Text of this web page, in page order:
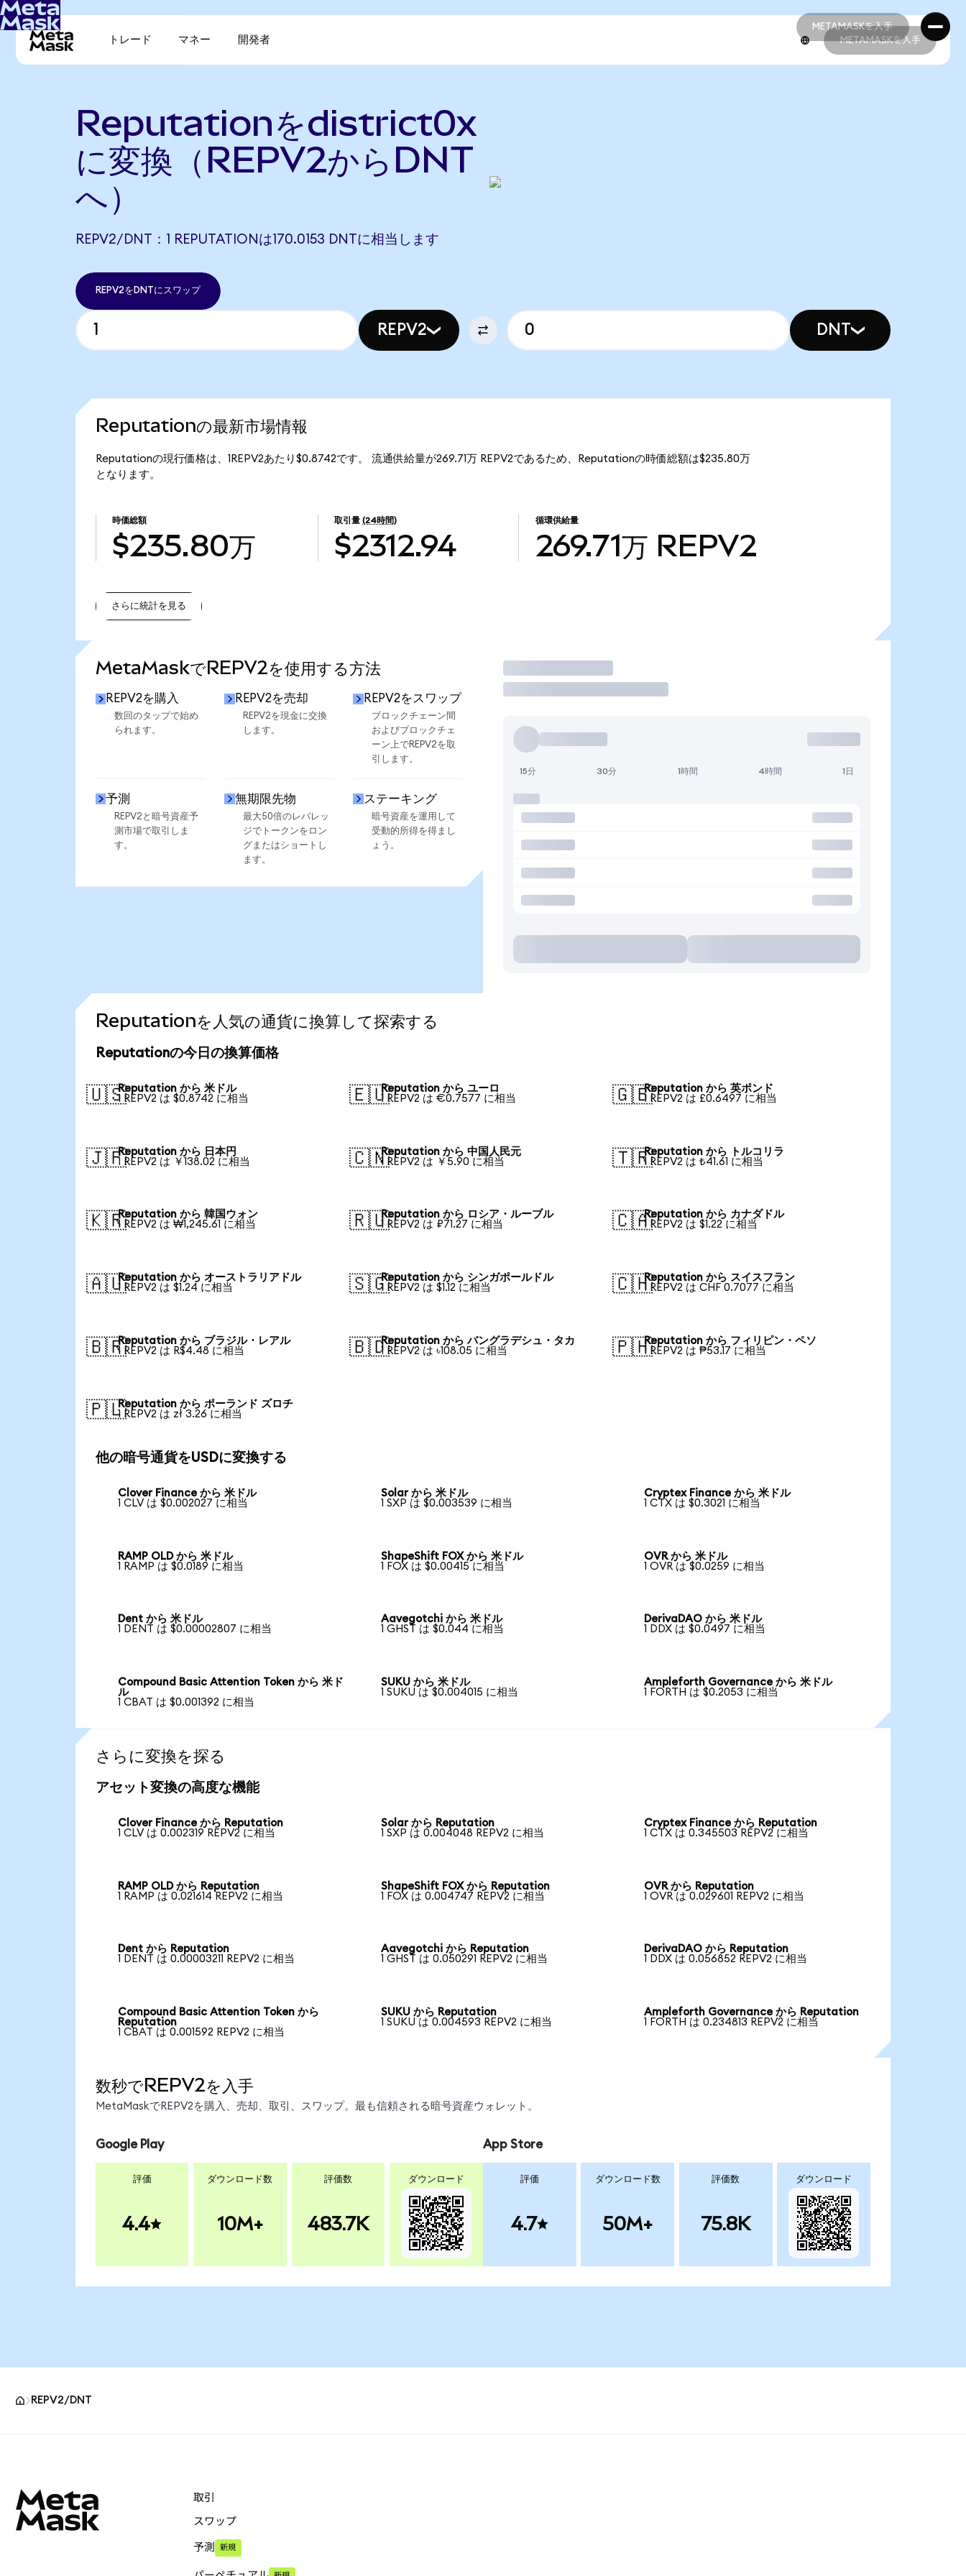
METAMASKを入手
METAMASKを入手
トレード マネー 開発者 METAMASKを入手
Reputationをdistrict0x
に変換（REPV2からDNT
へ）
REPV2/DNT：1 REPUTATIONは170.0153 DNTに相当します
REPV2をDNTにスワップ
REPV2 DNT
Reputationの最新市場情報
Reputationの現行価格は、1REPV2あたり$0.8742です。 流通供給量が269.71万 REPV2であるため、Reputationの時価総額は$235.80万
となります。
時価総額
$235.80万
取引量 (24時間)
$2312.94
循環供給量
269.71万 REPV2
さらに統計を見る
MetaMaskでREPV2を使用する方法
REPV2を購入
数回のタップで始め
られます。
REPV2を売却
REPV2を現金に交換
します。
REPV2をスワップ
ブロックチェーン間
およびブロックチェ
ーン上でREPV2を取
引します。
予測
REPV2と暗号資産予
測市場で取引しま
す。
無期限先物
最大50倍のレバレッ
ジでトークンをロン
グまたはショートし
ます。
ステーキング
暗号資産を運用して
受動的所得を得まし
ょう。
取引
15分 30分 1時間 4時間 1日
Reputationを人気の通貨に換算して探索する
Reputationの今日の換算価格
🇺🇸Reputation から 米ドル
1 REPV2 は $0.8742 に相当
🇪🇺Reputation から ユーロ
1 REPV2 は €0.7577 に相当
🇬🇧Reputation から 英ポンド
1 REPV2 は £0.6497 に相当
🇯🇵Reputation から 日本円
1 REPV2 は ￥138.02 に相当
🇨🇳Reputation から 中国人民元
1 REPV2 は ￥5.90 に相当
🇹🇷Reputation から トルコリラ
1 REPV2 は ₺41.61 に相当
🇰🇷Reputation から 韓国ウォン
1 REPV2 は ₩1,245.61 に相当
🇷🇺Reputation から ロシア・ルーブル
1 REPV2 は ₽71.27 に相当
🇨🇦Reputation から カナダドル
1 REPV2 は $1.22 に相当
🇦🇺Reputation から オーストラリアドル
1 REPV2 は $1.24 に相当
🇸🇬Reputation から シンガポールドル
1 REPV2 は $1.12 に相当
🇨🇭Reputation から スイスフラン
1 REPV2 は CHF 0.7077 に相当
🇧🇷Reputation から ブラジル・レアル
1 REPV2 は R$4.48 に相当
🇧🇩Reputation から バングラデシュ・タカ
1 REPV2 は ৳108.05 に相当
🇵🇭Reputation から フィリピン・ペソ
1 REPV2 は ₱53.17 に相当
🇵🇱Reputation から ポーランド ズロチ
1 REPV2 は zł 3.26 に相当
他の暗号通貨をUSDに変換する
Clover Finance から 米ドル
1 CLV は $0.002027 に相当
Solar から 米ドル
1 SXP は $0.003539 に相当
Cryptex Finance から 米ドル
1 CTX は $0.3021 に相当
RAMP OLD から 米ドル
1 RAMP は $0.0189 に相当
ShapeShift FOX から 米ドル
1 FOX は $0.00415 に相当
OVR から 米ドル
1 OVR は $0.0259 に相当
Dent から 米ドル
1 DENT は $0.00002807 に相当
Aavegotchi から 米ドル
1 GHST は $0.044 に相当
DerivaDAO から 米ドル
1 DDX は $0.0497 に相当
Compound Basic Attention Token から 米ド
ル
1 CBAT は $0.001392 に相当
SUKU から 米ドル
1 SUKU は $0.004015 に相当
Ampleforth Governance から 米ドル
1 FORTH は $0.2053 に相当
さらに変換を探る
アセット変換の高度な機能
Clover Finance から Reputation
1 CLV は 0.002319 REPV2 に相当
Solar から Reputation
1 SXP は 0.004048 REPV2 に相当
Cryptex Finance から Reputation
1 CTX は 0.345503 REPV2 に相当
RAMP OLD から Reputation
1 RAMP は 0.021614 REPV2 に相当
ShapeShift FOX から Reputation
1 FOX は 0.004747 REPV2 に相当
OVR から Reputation
1 OVR は 0.029601 REPV2 に相当
Dent から Reputation
1 DENT は 0.00003211 REPV2 に相当
Aavegotchi から Reputation
1 GHST は 0.050291 REPV2 に相当
DerivaDAO から Reputation
1 DDX は 0.056852 REPV2 に相当
Compound Basic Attention Token から
Reputation
1 CBAT は 0.001592 REPV2 に相当
SUKU から Reputation
1 SUKU は 0.004593 REPV2 に相当
Ampleforth Governance から Reputation
1 FORTH は 0.234813 REPV2 に相当
数秒でREPV2を入手
MetaMaskでREPV2を購入、売却、取引、スワップ。最も信頼される暗号資産ウォレット。
Google Play
評価
4.4
ダウンロード数
10M+
評価数
483.7K
ダウンロード
App Store
評価
4.7
ダウンロード数
50M+
評価数
75.8K
ダウンロード
REPV2/DNT
取引
スワップ
予測 新規